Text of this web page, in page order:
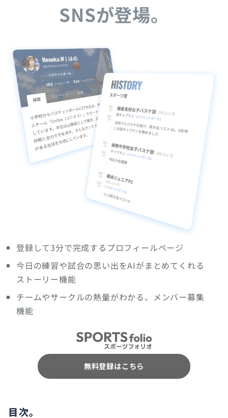
SNSが登場。
登録して3分で完成するプロフィールページ
今日の練習や試合の思い出をAIがまとめてくれる
ストーリー機能
チームやサークルの熱量がわかる、メンバー募集
機能
無料登録はこちら